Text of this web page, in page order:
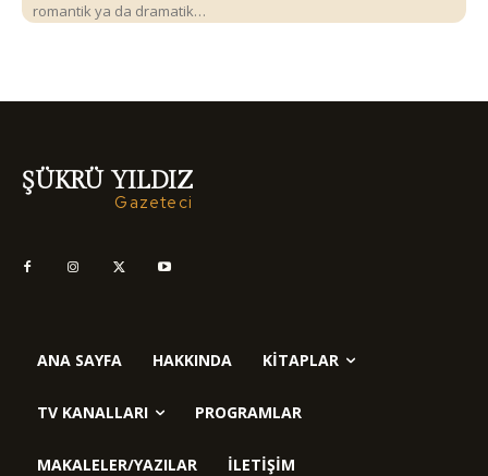
romantik ya da dramatik…
ŞÜKRÜ YILDIZ
Gazeteci
ANA SAYFA HAKKINDA KITAPLAR
TV KANALLARI PROGRAMLAR
MAKALELER/YAZILAR İLETIŞIM